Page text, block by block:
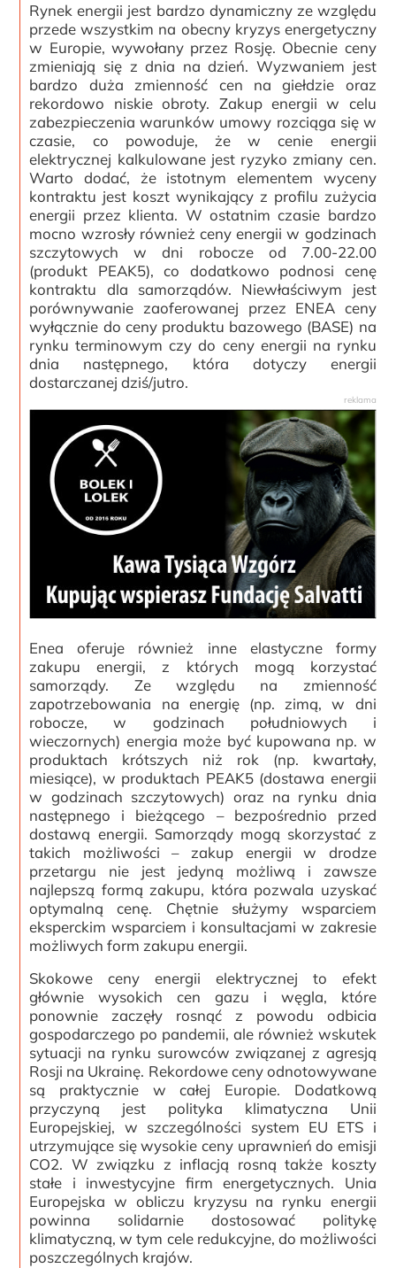
Rynek energii jest bardzo dynamiczny ze względu
przede wszystkim na obecny kryzys energetyczny
w Europie, wywołany przez Rosję. Obecnie ceny
zmieniają się z dnia na dzień. Wyzwaniem jest
bardzo duża zmienność cen na giełdzie oraz
rekordowo niskie obroty. Zakup energii w celu
zabezpieczenia warunków umowy rozciąga się w
czasie, co powoduje, że w cenie energii
elektrycznej kalkulowane jest ryzyko zmiany cen.
Warto dodać, że istotnym elementem wyceny
kontraktu jest koszt wynikający z profilu zużycia
energii przez klienta. W ostatnim czasie bardzo
mocno wzrosły również ceny energii w godzinach
szczytowych w dni robocze od 7.00-22.00
(produkt PEAK5), co dodatkowo podnosi cenę
kontraktu dla samorządów. Niewłaściwym jest
porównywanie zaoferowanej przez ENEA ceny
wyłącznie do ceny produktu bazowego (BASE) na
rynku terminowym czy do ceny energii na rynku
dnia następnego, która dotyczy energii
dostarczanej dziś/jutro.
Enea oferuje również inne elastyczne formy
zakupu energii, z których mogą korzystać
samorządy. Ze względu na zmienność
zapotrzebowania na energię (np. zimą, w dni
robocze, w godzinach południowych i
wieczornych) energia może być kupowana np. w
produktach krótszych niż rok (np. kwartały,
miesiące), w produktach PEAK5 (dostawa energii
w godzinach szczytowych) oraz na rynku dnia
następnego i bieżącego – bezpośrednio przed
dostawą energii. Samorządy mogą skorzystać z
takich możliwości – zakup energii w drodze
przetargu nie jest jedyną możliwą i zawsze
najlepszą formą zakupu, która pozwala uzyskać
optymalną cenę. Chętnie służymy wsparciem
eksperckim wsparciem i konsultacjami w zakresie
możliwych form zakupu energii.
Skokowe ceny energii elektrycznej to efekt
głównie wysokich cen gazu i węgla, które
ponownie zaczęły rosnąć z powodu odbicia
gospodarczego po pandemii, ale również wskutek
sytuacji na rynku surowców związanej z agresją
Rosji na Ukrainę. Rekordowe ceny odnotowywane
są praktycznie w całej Europie. Dodatkową
przyczyną jest polityka klimatyczna Unii
Europejskiej, w szczególności system EU ETS i
utrzymujące się wysokie ceny uprawnień do emisji
CO2. W związku z inflacją rosną także koszty
stałe i inwestycyjne firm energetycznych. Unia
Europejska w obliczu kryzysu na rynku energii
powinna solidarnie dostosować politykę
klimatyczną, w tym cele redukcyjne, do możliwości
poszczególnych krajów.